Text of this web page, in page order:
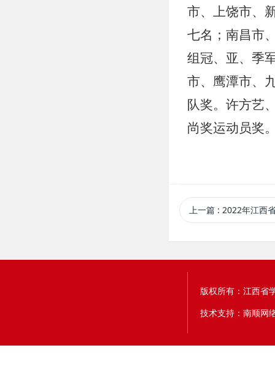
市、上饶市、
七名；南昌市
组冠、亚、季
市、鹰潭市、
队奖。许方艺
尚奖运动员奖
上一篇 : 2022年江西省校园足球中学生十一人制足
版权所有：江西省
技术支持：南顺网